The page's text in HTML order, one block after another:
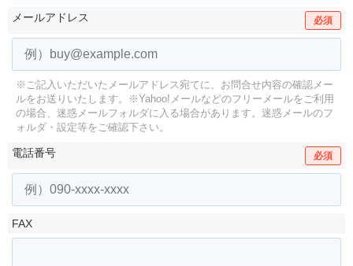
メールアドレス 必須
※ご記入いただいたメールアドレス宛てに、お問合せ内容の確認メー
ルをお送りいたします。
※Yahoo!メールなどのフリーメールをご利用
の場合、迷惑メールフォルダに入る場合があります。 迷惑メールのフ
ォルダ・設定等をご確認下さい。
電話番号 必須
FAX